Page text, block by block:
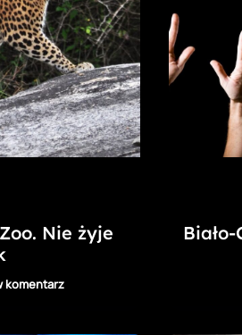
Nie żyje
komentarz